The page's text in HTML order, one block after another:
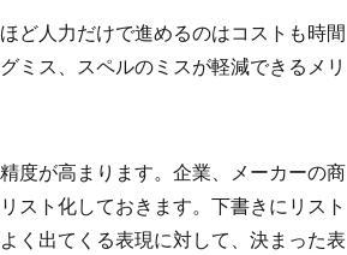
ど人力だけで進めるのはコストも時間
ミス、スペルのミスが軽減できるメリ
度が高まります。企業、メーカーの商
スト化しておきます。下書きにリスト
く出てくる表現に対して、決まった表